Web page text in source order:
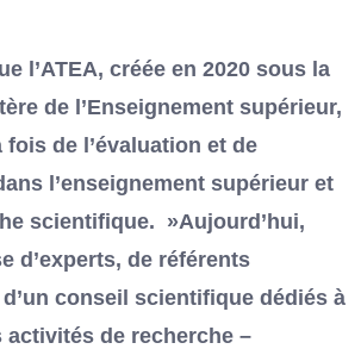
l’ATEA, créée en 2020 sous la
de l’Enseignement supérieur,
fois de l’évaluation et de
l’enseignement supérieur et
scientifique. »Aujourd’hui,
d’experts, de référents
conseil scientifique dédiés à
activités de recherche –